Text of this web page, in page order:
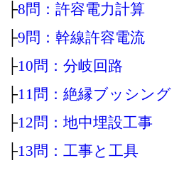
├8問：許容電力計算
├9問：幹線許容電流
├10問：分岐回路
├11問：絶縁ブッシング
├12問：地中埋設工事
├13問：工事と工具